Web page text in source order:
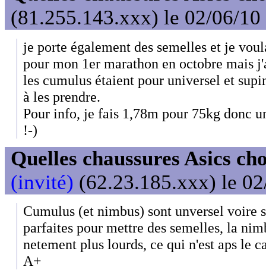
(81.255.143.xxx) le 02/06/10
je porte également des semelles et je
pour mon 1er marathon en octobre mais
les cumulus étaient pour universel et
à les prendre.
Pour info, je fais 1,78m pour 75kg donc
!-)
Quelles chaussures Asics
(invité) (62.23.185.xxx) le
Cumulus (et nimbus) sont unversel voire
parfaites pour mettre des semelles, la
netement plus lourds, ce qui n'est aps le
A+